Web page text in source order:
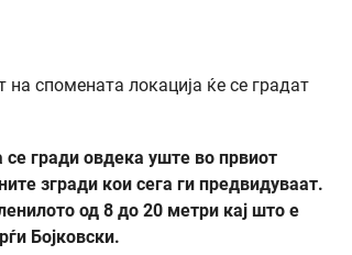
на спомената локација ќе се градат
гради овдека уште во првиот
згради кои сега ги предвидуваат.
од 8 до 20 метри кај што е
Бојковски.